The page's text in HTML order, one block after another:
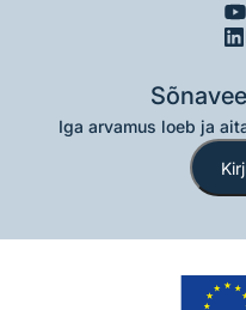
Iga arvamus loeb ja